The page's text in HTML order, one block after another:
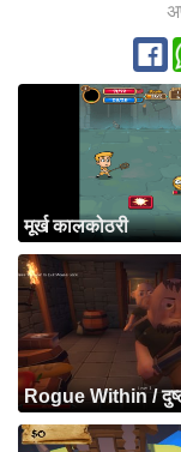
मूर्ख कालकोठरी
Rogue Within /